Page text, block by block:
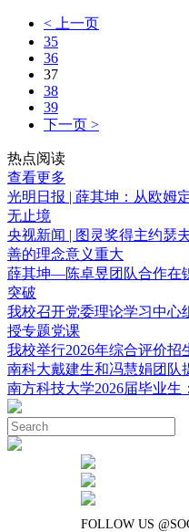
< 上一页
35
36
37
38
39
下一页 >
热点阅读
查看更多
光明日报 | 薛其坤：从欧姆
无止境
央视新闻 | 图灵奖得主约瑟
善的理念意义重大
薛其坤—陈卓昱团队合作在
突破
我校召开党委理论学习中心
授专题党课
我校举行2026年综合评价招
南科大戴建生和冯慧娟团队
南方科技大学2026届毕业
FOLLOW US